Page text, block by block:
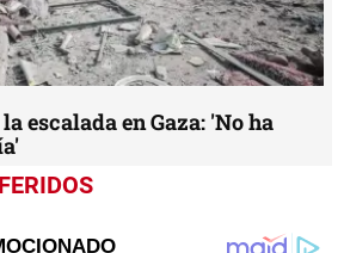
escalada en Gaza: 'No ha